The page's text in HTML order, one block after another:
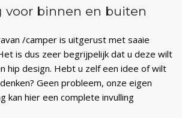
voor binnen en buiten
/camper is uitgerust met saaie
is dus zeer begrijpelijk dat u deze wilt
hip design. Hebt u zelf een idee of wilt
Geen probleem, onze eigen
kan hier een complete invulling